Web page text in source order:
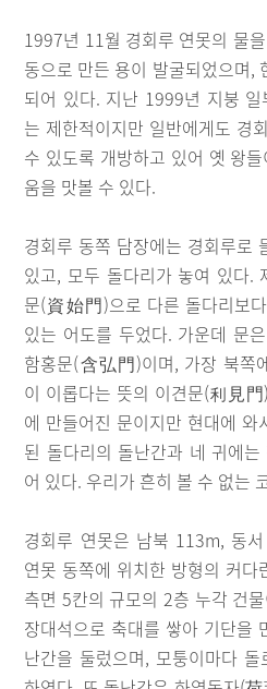
1997년 11월 경회루 연못의 물
동으로 만든 용이 발굴되었으며,
되어 있다. 지난 1999년 지붕
는 제한적이지만 일반에게도 경
수 있도록 개방하고 있어 옛 왕
움을 맛볼 수 있다.
경회루 동쪽 담장에는 경회루로
있고, 모두 돌다리가 놓여 있다.
문(資始門)으로 다른 돌다리보
있는 어도를 두었다. 가운데 문
함홍문(含弘門)이며, 가장 북쪽
이 이롭다는 뜻의 이견문(利見
에 만들어진 문이지만 현대에
된 돌다리의 돌난간과 네 귀에
어 있다. 우리가 흔히 볼 수 없는
경회루 연못은 남북 113m, 동
연못 동쪽에 위치한 방형의 커
측면 5칸의 규모의 2층 누각 건
장대석으로 축대를 쌓아 기단을
난간을 둘렀으며, 모퉁이마다